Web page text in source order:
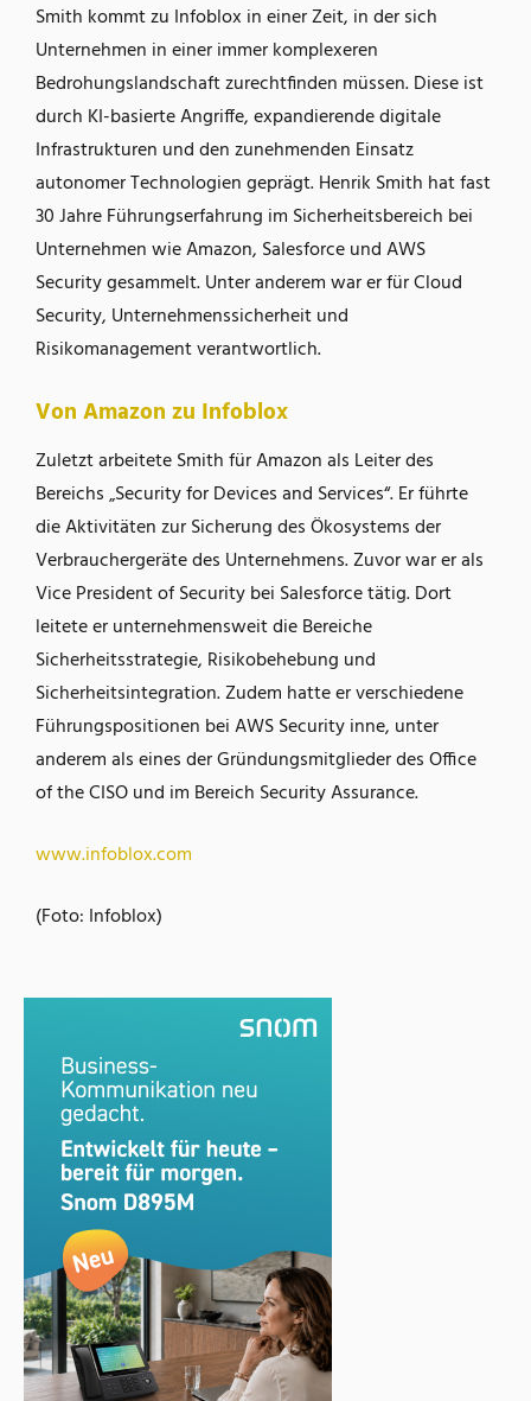
Smith kommt zu Infoblox in einer Zeit, in der sich
Unternehmen in einer immer komplexeren
Bedrohungslandschaft zurechtfinden müssen. Diese ist
durch KI-basierte Angriffe, expandierende digitale
Infrastrukturen und den zunehmenden Einsatz
autonomer Technologien geprägt. Henrik Smith hat fast
30 Jahre Führungserfahrung im Sicherheitsbereich bei
Unternehmen wie Amazon, Salesforce und AWS
Security gesammelt. Unter anderem war er für Cloud
Security, Unternehmenssicherheit und
Risikomanagement verantwortlich.
Von Amazon zu Infoblox
Zuletzt arbeitete Smith für Amazon als Leiter des
Bereichs „Security for Devices and Services“. Er führte
die Aktivitäten zur Sicherung des Ökosystems der
Verbrauchergeräte des Unternehmens. Zuvor war er als
Vice President of Security bei Salesforce tätig. Dort
leitete er unternehmensweit die Bereiche
Sicherheitsstrategie, Risikobehebung und
Sicherheitsintegration. Zudem hatte er verschiedene
Führungspositionen bei AWS Security inne, unter
anderem als eines der Gründungsmitglieder des Office
of the CISO und im Bereich Security Assurance.
www.infoblox.com
(Foto: Infoblox)